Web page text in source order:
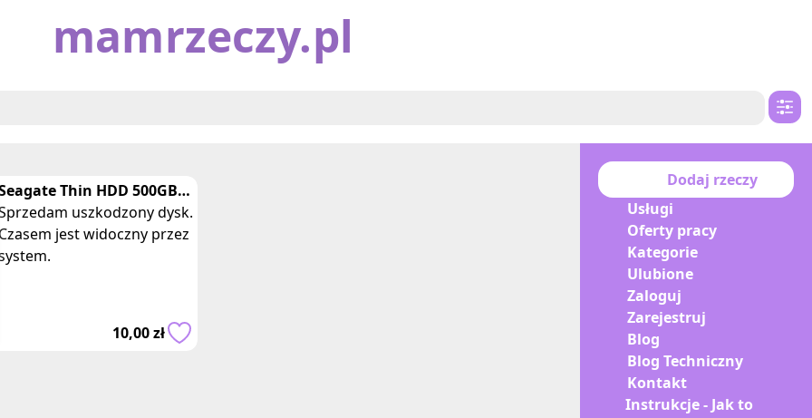
mamrzeczy.pl
Thin HDD 500GB
uszkodzony dysk.
jest widoczny przez
10,00 zł
Dodaj rzeczy
Usługi
Oferty pracy
Kategorie
Ulubione
Zaloguj
Zarejestruj
Blog
Blog Techniczny
Kontakt
Instrukcje - Jak to